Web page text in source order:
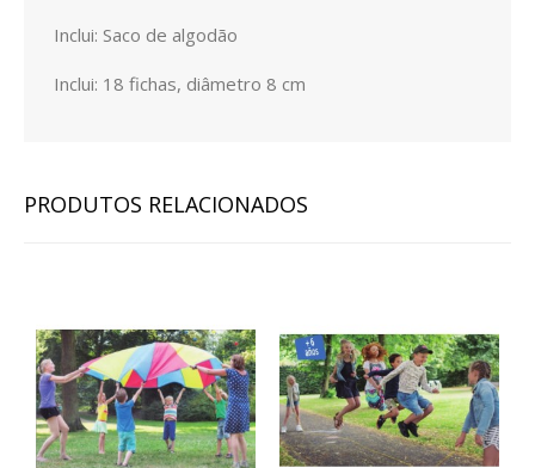
Inclui: Saco de algodão
Inclui: 18 fichas, diâmetro 8 cm
PRODUTOS RELACIONADOS